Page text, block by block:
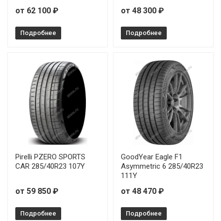
Pirelli P Zero (PZ5) 325/35R22 110Y
Pirelli P Zero (PZ5) 275/45R21 107Y
от 62 100 ₽
Подробнее
от 48 300 ₽
Подробнее
Pirelli PZERO SPORTS
CAR 285/40R23 107Y
от 59 850 ₽
Подробнее
GoodYear Eagle F1
Asymmetric 6 285/40R23
111Y
от 48 470 ₽
Подробнее